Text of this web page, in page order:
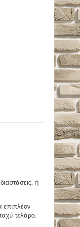
ή
επιπλέον
τελάρο.